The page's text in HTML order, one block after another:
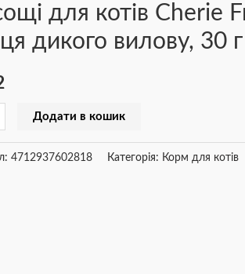
для котів Cherie
дикого вилову, 30 г
Додати в кошик
4712937602818 Категорія: Корм для котів